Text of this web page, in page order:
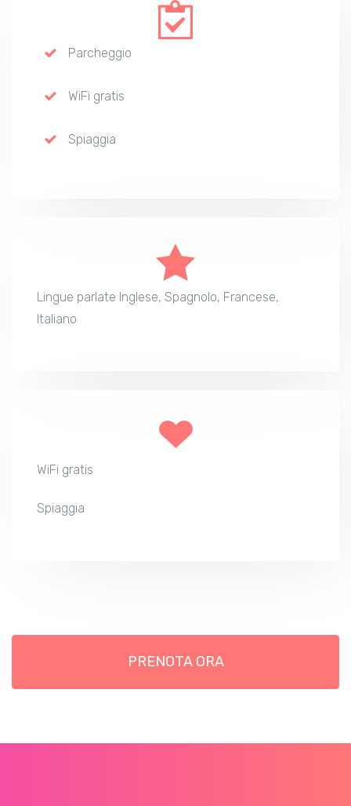
Parcheggio
WiFi gratis
Spiaggia
Lingue parlate Inglese, Spagnolo, Francese,
Italiano
WiFi gratis
Spiaggia
PRENOTA ORA